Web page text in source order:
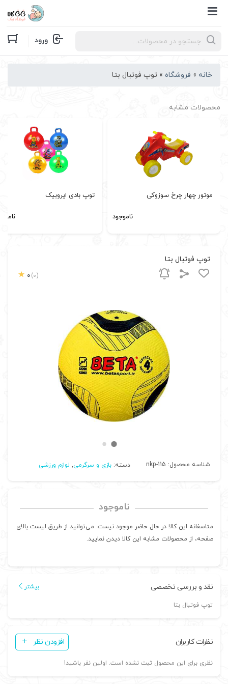
Products
search ورود
خانه » فروشگاه » توپ فوتبال بتا
محصولات مشابه
موتور چهار چرخ سوزوکی
ناموجود
توپ بادی ایروبیک
توپ فوتبال بتا
0 (0)
شناسه محصول: nkp-115 دسته: بازی و سرگرمی, لوازم ورزشی
ناموجود
متاسفانه این کالا در حال حاضر موجود نیست. می‌توانید از طریق لیست بالای
صفحه، از محصولات مشابه این کالا دیدن نمایید.
نقد و بررسی تخصصی بیشتر
توپ فوتبال بتا
نظرات کاربران افزودن نظر
نظری برای این محصول ثبت نشده است. اولین نفر باشید!